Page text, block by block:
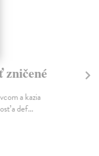
zničené
a kazia
a def...